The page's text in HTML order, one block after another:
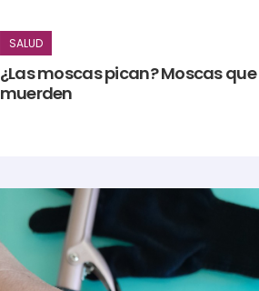
SALUD
¿Las moscas pican? Moscas que
muerden